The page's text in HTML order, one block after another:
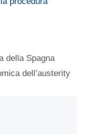
della Spagna
dell’austerity